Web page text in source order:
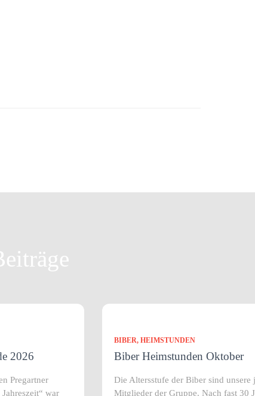
2026
Pregartner
war
BIBER HEIMSTUNDEN
Biber Heimstunden Oktober
Die Altersstufe der Biber sind unsere
Mitglieder der Gruppe. Nach fast 30